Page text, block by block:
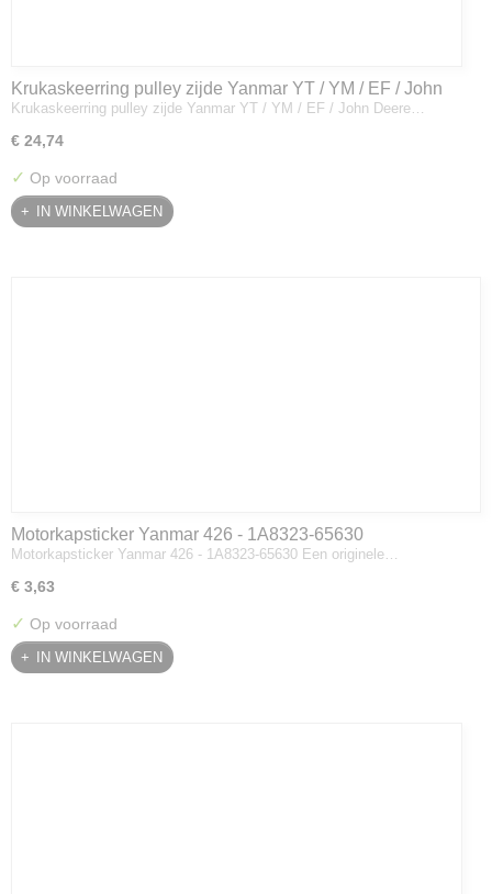
Krukaskeerring pulley zijde Yanmar YT / YM / EF / John
Deere - 119934-01800
Krukaskeerring pulley zijde Yanmar YT / YM / EF / John Deere…
€ 24,74
✓ Op voorraad
IN WINKELWAGEN
Motorkapsticker Yanmar 426 - 1A8323-65630
Motorkapsticker Yanmar 426 - 1A8323-65630 Een originele…
€ 3,63
✓ Op voorraad
IN WINKELWAGEN